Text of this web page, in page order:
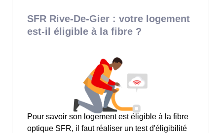
SFR Rive-De-Gier : votre logement
est-il éligible à la fibre ?
Pour savoir son logement est éligible à la fibre
optique SFR, il faut réaliser un test d'éligibilité